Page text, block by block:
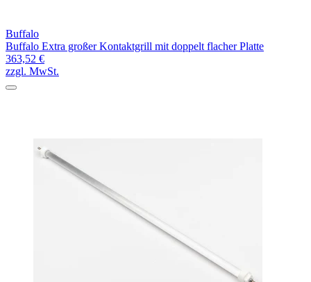
Buffalo
Buffalo Extra großer Kontaktgrill mit doppelt flacher Platte
363,52 €
zzgl. MwSt.